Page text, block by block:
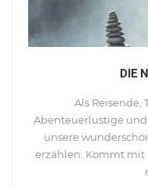
DIE
Als Reisende,
Abenteuerlustige
unsere
erzählen. Kommt mit